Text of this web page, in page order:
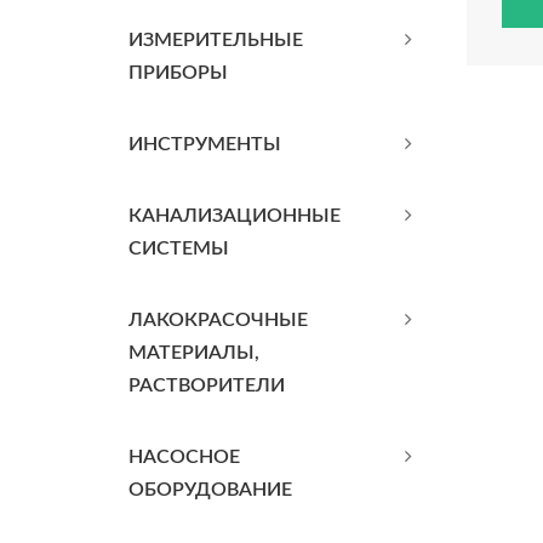
ИЗМЕРИТЕЛЬНЫЕ
ПРИБОРЫ
ИНСТРУМЕНТЫ
КАНАЛИЗАЦИОННЫЕ
СИСТЕМЫ
ЛАКОКРАСОЧНЫЕ
МАТЕРИАЛЫ,
РАСТВОРИТЕЛИ
НАСОСНОЕ
ОБОРУДОВАНИЕ